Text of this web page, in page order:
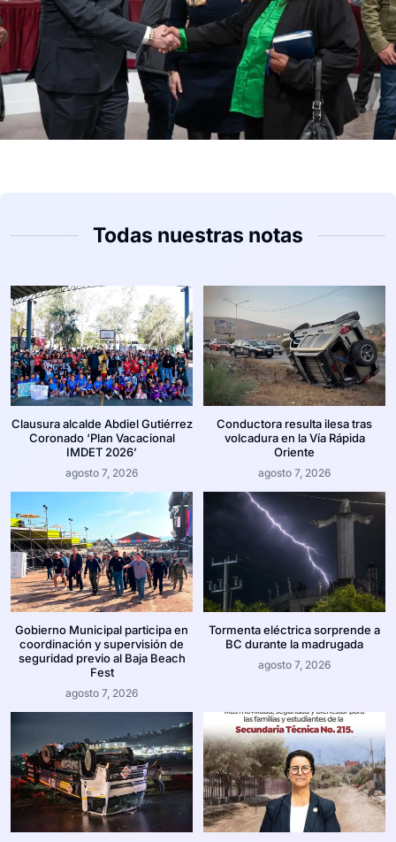
Todas nuestras notas
Clausura alcalde Abdiel Gutiérrez
Coronado ‘Plan Vacacional
IMDET 2026’
agosto 7, 2026
Conductora resulta ilesa tras
volcadura en la Vía Rápida
Oriente
agosto 7, 2026
Gobierno Municipal participa en
coordinación y supervisión de
seguridad previo al Baja Beach
Fest
agosto 7, 2026
Tormenta eléctrica sorprende a
BC durante la madrugada
agosto 7, 2026